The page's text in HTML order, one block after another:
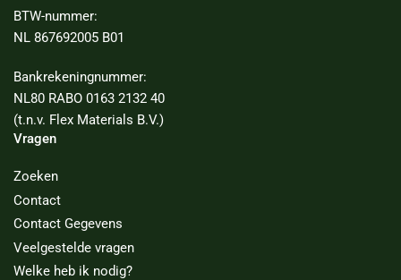
BTW-nummer:
NL 867692005 B01
Bankrekeningnummer:
NL80 RABO 0163 2132 40
(t.n.v. Flex Materials B.V.)
Vragen
Zoeken
Contact
Contact Gegevens
Veelgestelde vragen
Welke heb ik nodig?